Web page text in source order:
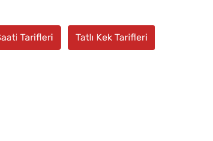
Tarifleri Tatlı Kek Tarifleri